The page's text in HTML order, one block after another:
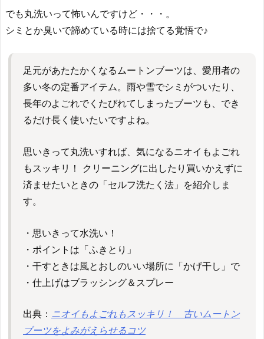
でも丸洗いって怖いんですけど・・・。
シミとか臭いで諦めている時には捨てる覚悟で♪
足元があたたかくなるムートンブーツは、愛用者の
多い冬の定番アイテム。雨や雪でシミがついたり、
長年のよごれでくたびれてしまったブーツも、でき
るだけ長く使いたいですよね。
思いきって丸洗いすれば、気になるニオイもよごれ
もスッキリ！ クリーニングに出したり買いかえずに
済ませたいときの「セルフ洗たく法」を紹介しま
す。
・思いきって水洗い！
・ポイントは「ふきとり」
・干すときは風とおしのいい場所に「かげ干し」で
・仕上げはブラッシング＆スプレー
出典： ニオイもよごれもスッキリ！ 古いムートン
ブーツをよみがえらせるコツ